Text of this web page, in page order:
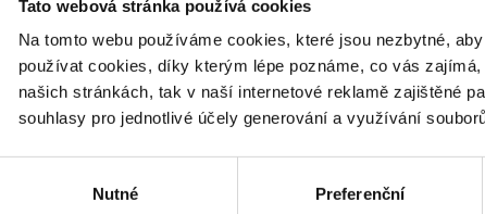
Tato webová stránka používá cookies
Na tomto webu používáme cookies, které jsou nezbytné,
používat cookies, díky kterým lépe poznáme, co vás
našich stránkách, tak v naší internetové reklamě zajištěné
souhlasy pro jednotlivé účely generování a využívání
Nutné Preferenční
2025: Festival sportu, solidarity
známé jako Město solidarity, se od 20. do 26.
festivalu mládeže (EYOF). Jako osmnácté
zemí, které již tuto prestižní událost hostily.
mladé sportovce z 50 evropských výprav k
podporuje vášeň pro sport a týmového ducha.
je postaven na olympijských hodnotách přátelství,